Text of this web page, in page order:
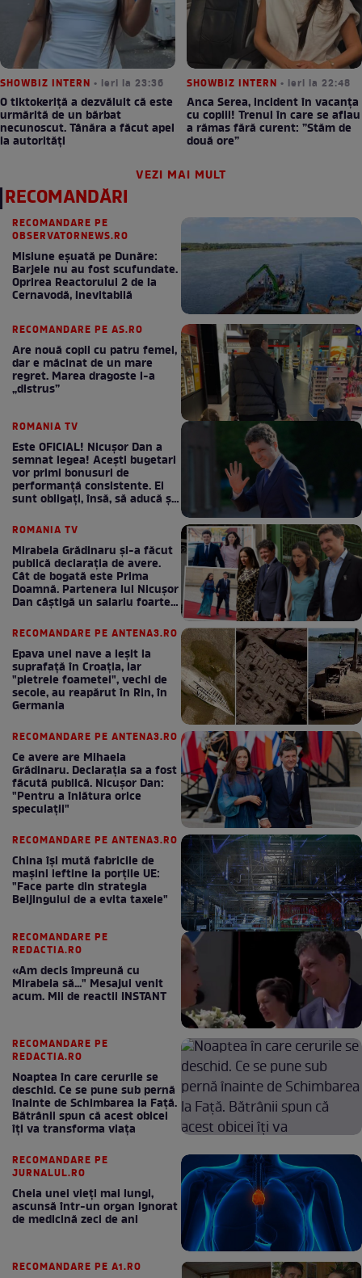
SHOWBIZ INTERN • ieri la 23:36
O tiktokeriță a dezvăluit că este
urmărită de un bărbat
necunoscut. Tânăra a făcut apel
la autorități
SHOWBIZ INTERN • ieri la 22:48
Anca Serea, incident în vacanța
cu copiii! Trenul în care se aflau
a rămas fără curent: ”Stăm de
două ore”
VEZI MAI MULT
RECOMANDĂRI
RECOMANDARE PE
OBSERVATORNEWS.RO
Misiune eșuată pe Dunăre:
Barjele nu au fost scufundate.
Oprirea Reactorului 2 de la
Cernavodă, inevitabilă
RECOMANDARE PE AS.RO
Are nouă copii cu patru femei,
dar e măcinat de un mare
regret. Marea dragoste l-a
„distrus”
ROMANIA TV
Este OFICIAL! Nicușor Dan a
semnat legea! Acești bugetari
vor primi bonusuri de
performanță consistente. Ei
sunt obligați, însă, să aducă și
ROMANIA TV
Mirabela Grădinaru și-a făcut
publică declarația de avere.
Cât de bogată este Prima
Doamnă. Partenera lui Nicușor
Dan câștigă un salariu foarte
RECOMANDARE PE ANTENA3.RO
Epava unei nave a ieșit la
suprafață în Croația, iar
"pietrele foametei", vechi de
secole, au reapărut în Rin, în
Germania
RECOMANDARE PE ANTENA3.RO
Ce avere are Mihaela
Grădinaru. Declarația sa a fost
făcută publică. Nicușor Dan:
"Pentru a înlătura orice
speculații"
RECOMANDARE PE ANTENA3.RO
China își mută fabricile de
mașini ieftine la porțile UE:
"Face parte din strategia
Beijingului de a evita taxele"
RECOMANDARE PE
REDACTIA.RO
«Am decis împreună cu
Mirabela să..." Mesajul venit
acum. Mii de reactii INSTANT
RECOMANDARE PE
REDACTIA.RO
Noaptea în care cerurile se
deschid. Ce se pune sub pernă
înainte de Schimbarea la Față.
Bătrânii spun că acest obicei
îți va transforma viața
RECOMANDARE PE
JURNALUL.RO
Cheia unei vieți mai lungi,
ascunsă într-un organ ignorat
de medicină zeci de ani
RECOMANDARE PE A1.RO